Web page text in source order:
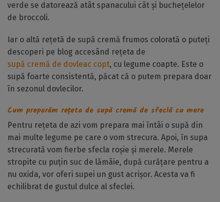
verde se datorează atât spanacului cât și buchețelelor
de broccoli.
Iar o altă rețetă de supă cremă frumos colorată o puteți
descoperi pe blog accesând rețeta de
supă cremă de dovleac copt, cu legume coapte. Este o
supă foarte consistentă, păcat că o putem prepara doar
în sezonul dovlecilor.
Cum preparăm rețeta de supă cremă de sfeclă cu mere
Pentru rețeta de azi vom prepara mai întâi o supă din
mai multe legume pe care o vom strecura. Apoi, în supa
strecurată vom fierbe sfecla roșie și merele. Merele
stropite cu puțin suc de lămâie, după curățare pentru a
nu oxida, vor oferi supei un gust acrișor. Acesta va fi
echilibrat de gustul dulce al sfeclei.